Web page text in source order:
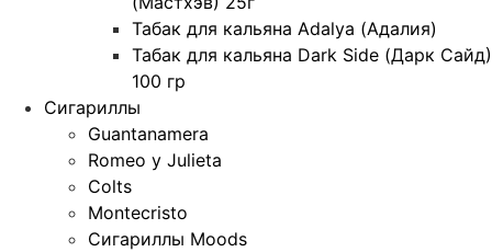
Табак для кальяна Adalya (Адалия)
Табак для кальяна Dark Side (Дарк Сайд)
100 гр
Сигариллы
Guantanamera
Romeo y Julieta
Colts
Montecristo
Сигариллы Moods